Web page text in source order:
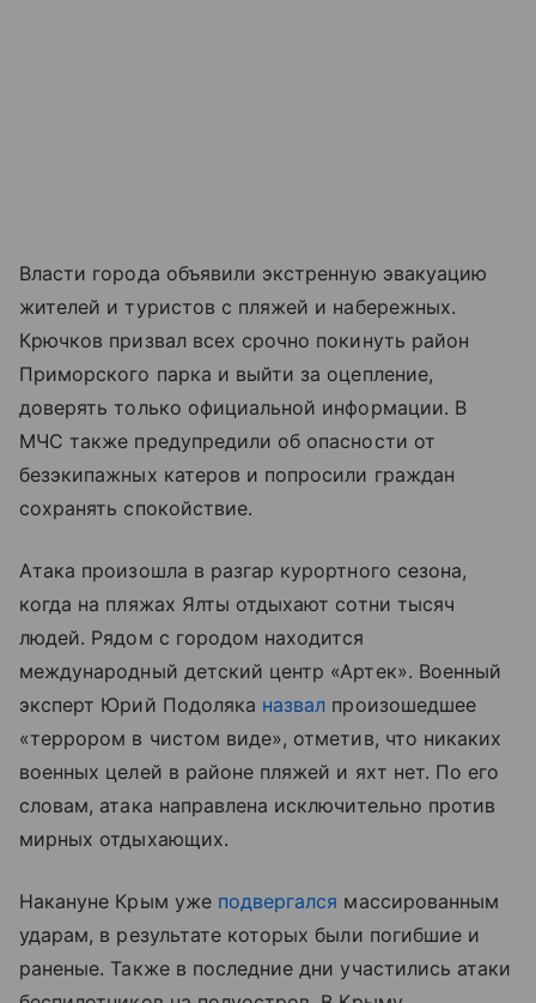
Власти города объявили экстренную эвакуацию
жителей и туристов с пляжей и набережных.
Крючков призвал всех срочно покинуть район
Приморского парка и выйти за оцепление,
доверять только официальной информации. В
МЧС также предупредили об опасности от
безэкипажных катеров и попросили граждан
сохранять спокойствие.
Атака произошла в разгар курортного сезона,
когда на пляжах Ялты отдыхают сотни тысяч
людей. Рядом с городом находится
международный детский центр «Артек». Военный
эксперт Юрий Подоляка назвал произошедшее
«террором в чистом виде», отметив, что никаких
военных целей в районе пляжей и яхт нет. По его
словам, атака направлена исключительно против
мирных отдыхающих.
Накануне Крым уже подвергался массированным
ударам, в результате которых были погибшие и
раненые. Также в последние дни участились атаки